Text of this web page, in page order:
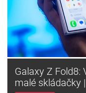
Galaxy Z Fold8:
malé skládačky